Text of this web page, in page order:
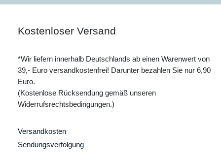
Kostenloser Versand
*Wir liefern innerhalb Deutschlands ab einen Warenwert von
39,- Euro versandkostenfrei! Darunter bezahlen Sie nur 6,90
Euro.
(Kostenlose Rücksendung gemäß unseren
Widerrufsrechtsbedingungen.)
Versandkosten
Sendungsverfolgung